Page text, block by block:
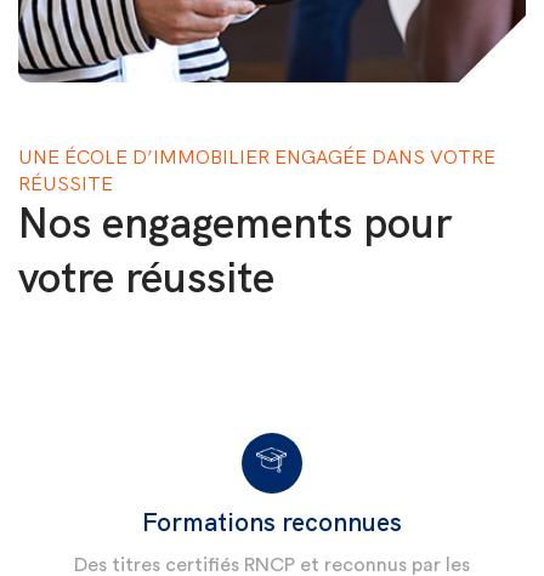
UNE ÉCOLE D’IMMOBILIER ENGAGÉE DANS VOTRE
RÉUSSITE
Nos engagements pour
votre réussite
Formations reconnues
Des titres certifiés RNCP et reconnus par les